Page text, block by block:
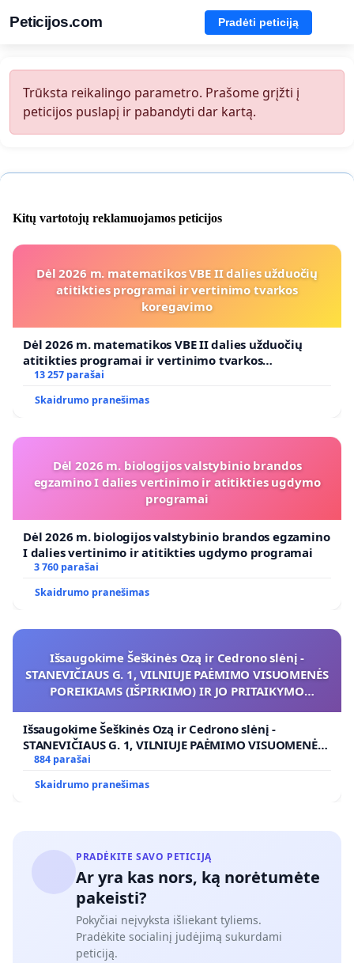
Peticijos.com Pradėti peticiją
Trūksta reikalingo parametro. Prašome grįžti į
peticijos puslapį ir pabandyti dar kartą.
Kitų vartotojų reklamuojamos peticijos
Dėl 2026 m. matematikos VBE II dalies užduočių
atitikties programai ir vertinimo tvarkos
koregavimo
Dėl 2026 m. matematikos VBE II dalies užduočių
atitikties programai ir vertinimo tvarkos
koregavimo
13 257 parašai
Skaidrumo pranešimas
Dėl 2026 m. biologijos valstybinio brandos
egzamino I dalies vertinimo ir atitikties ugdymo
programai
Dėl 2026 m. biologijos valstybinio brandos egzamino
I dalies vertinimo ir atitikties ugdymo programai
3 760 parašai
Skaidrumo pranešimas
Išsaugokime Šeškinės Ozą ir Cedrono slėnį -
STANEVIČIAUS G. 1, VILNIUJE PAĖMIMO VISUOMENĖS
POREIKIAMS (IŠPIRKIMO) IR JO PRITAIKYMO
Išsaugokime Šeškinės Ozą ir Cedrono slėnį -
STANEVIČIAUS G. 1, VILNIUJE PAĖMIMO VISUOMENĖS
POREIKIAMS (IŠPIRKIMO) IR JO PRITAIKYMO VIEŠAJAI
ŽELDYNŲ FUNKCIJAI
884 parašai
Skaidrumo pranešimas
PRADĖKITE SAVO PETICIJĄ
Ar yra kas nors, ką norėtumėte
pakeisti?
Pokyčiai neįvyksta išliekant tyliems.
Pradėkite socialinį judėjimą sukurdami
peticiją.